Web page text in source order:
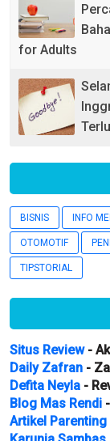
for Adults
BISNIS INFO
OTOMOTIF
TIPSTORIAL
Situs Review-
Daily Zafran -
Defita Neyla -
Blog Mas Rendi
Artikel Parenting